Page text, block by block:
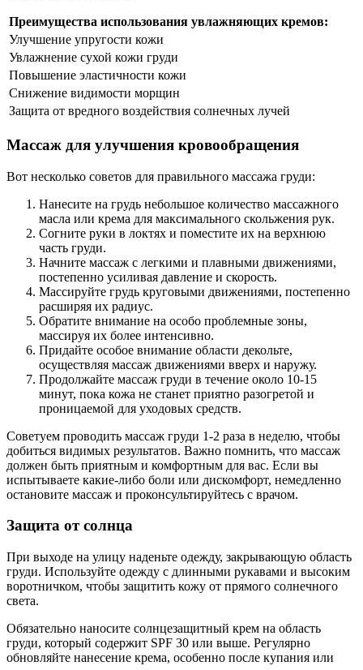
Преимущества использования увлажняющих кремов:
Улучшение упругости кожи
Увлажнение сухой кожи груди
Повышение эластичности кожи
Снижение видимости морщин
Защита от вредного воздействия солнечных лучей
Массаж для улучшения кровообращения
Вот несколько советов для правильного массажа груди:
Нанесите на грудь небольшое количество массажного
масла или крема для максимального скольжения рук.
Согните руки в локтях и поместите их на верхнюю
часть груди.
Начните массаж с легкими и плавными движениями,
постепенно усиливая давление и скорость.
Массируйте грудь круговыми движениями, постепенно
расширяя их радиус.
Обратите внимание на особо проблемные зоны,
массируя их более интенсивно.
Придайте особое внимание области декольте,
осуществляя массаж движениями вверх и наружу.
Продолжайте массаж груди в течение около 10-15
минут, пока кожа не станет приятно разогретой и
проницаемой для уходовых средств.
Советуем проводить массаж груди 1-2 раза в неделю, чтобы
добиться видимых результатов. Важно помнить, что массаж
должен быть приятным и комфортным для вас. Если вы
испытываете какие-либо боли или дискомфорт, немедленно
остановите массаж и проконсультируйтесь с врачом.
Защита от солнца
При выходе на улицу наденьте одежду, закрывающую область
груди. Используйте одежду с длинными рукавами и высоким
воротничком, чтобы защитить кожу от прямого солнечного
света.
Обязательно наносите солнцезащитный крем на область
груди, который содержит SPF 30 или выше. Регулярно
обновляйте нанесение крема, особенно после купания или